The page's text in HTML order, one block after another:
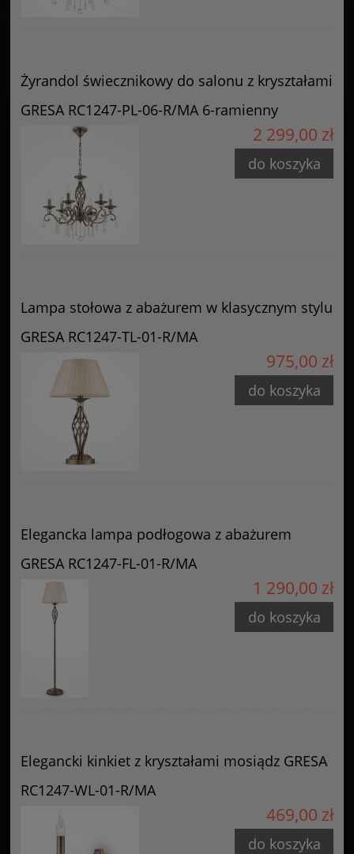
Żyrandol świecznikowy do salonu z kryształami
GRESA RC1247-PL-06-R/MA 6-ramienny
2 299,00 zł
do koszyka
Lampa stołowa z abażurem w klasycznym stylu
GRESA RC1247-TL-01-R/MA
975,00 zł
do koszyka
Elegancka lampa podłogowa z abażurem
GRESA RC1247-FL-01-R/MA
1 290,00 zł
do koszyka
Elegancki kinkiet z kryształami mosiądz GRESA
RC1247-WL-01-R/MA
469,00 zł
do koszyka